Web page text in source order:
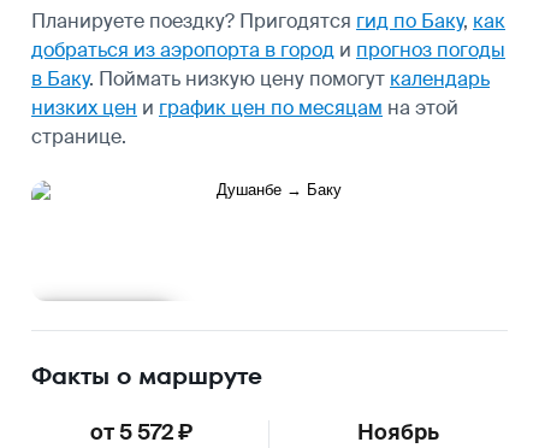
Планируете поездку? Пригодятся гид по Баку, как
добраться из аэропорта в город и прогноз погоды
в Баку. Поймать низкую цену помогут календарь
низких цен и график цен по месяцам на этой
странице.
Факты о маршруте
от 5 572 ₽ Ноябрь